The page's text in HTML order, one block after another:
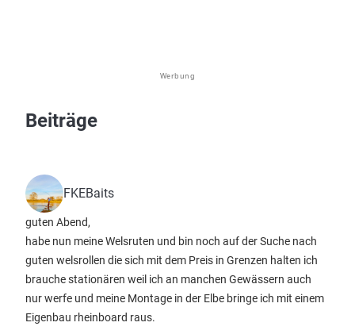
Werbung
Beiträge
FKEBaits
guten Abend,
habe nun meine Welsruten und bin noch auf der Suche nach
guten welsrollen die sich mit dem Preis in Grenzen halten ich
brauche stationären weil ich an manchen Gewässern auch
nur werfe und meine Montage in der Elbe bringe ich mit einem
Eigenbau rheinboard raus.